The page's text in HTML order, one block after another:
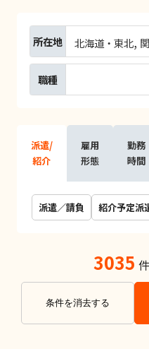
所在地 北海道・東北
職種
派遣/
紹介
雇用
形態
勤務
時間
派遣／請負 紹介予定派
3035
条件を消去する